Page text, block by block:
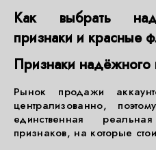
Как выбрать
признаки и красные
Признаки надёжного
Рынок продажи
централизованно,
единственная
признаков, на которые